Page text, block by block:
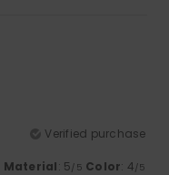
Verified purchase
Material: 5/5 Color: 4/5